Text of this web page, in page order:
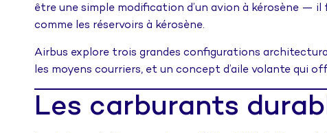
être une simple modification d’un avion à kérosène —
comme les réservoirs à kérosène.
Airbus explore trois grandes configurations
les moyens courriers, et un concept d’aile volante qui
Les carburants